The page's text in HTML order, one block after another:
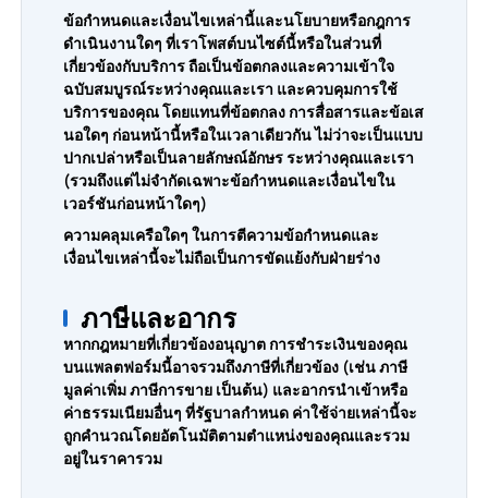
ข้อกำหนดและเงื่อนไขเหล่านี้และนโยบายหรือกฎการ
ดำเนินงานใดๆ ที่เราโพสต์บนไซต์นี้หรือในส่วนที่
เกี่ยวข้องกับบริการ ถือเป็นข้อตกลงและความเข้าใจ
ฉบับสมบูรณ์ระหว่างคุณและเรา และควบคุมการใช้
บริการของคุณ โดยแทนที่ข้อตกลง การสื่อสารและข้อเส
นอใดๆ ก่อนหน้านี้หรือในเวลาเดียวกัน ไม่ว่าจะเป็นแบบ
ปากเปล่าหรือเป็นลายลักษณ์อักษร ระหว่างคุณและเรา
(รวมถึงแต่ไม่จำกัดเฉพาะข้อกำหนดและเงื่อนไขใน
เวอร์ชันก่อนหน้าใดๆ)
ความคลุมเครือใดๆ ในการตีความข้อกำหนดและ
เงื่อนไขเหล่านี้จะไม่ถือเป็นการขัดแย้งกับฝ่ายร่าง
ภาษีและอากร
หากกฎหมายที่เกี่ยวข้องอนุญาต การชำระเงินของคุณ
บนแพลตฟอร์มนี้อาจรวมถึงภาษีที่เกี่ยวข้อง (เช่น ภาษี
มูลค่าเพิ่ม ภาษีการขาย เป็นต้น) และอากรนำเข้าหรือ
ค่าธรรมเนียมอื่นๆ ที่รัฐบาลกำหนด ค่าใช้จ่ายเหล่านี้จะ
ถูกคำนวณโดยอัตโนมัติตามตำแหน่งของคุณและรวม
อยู่ในราคารวม